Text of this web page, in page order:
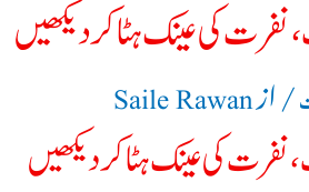
نفرت کی عینک ہٹا کر دیکھیں​
/ ازSaile Rawan
نفرت کی عینک ہٹا کر دیکھیں